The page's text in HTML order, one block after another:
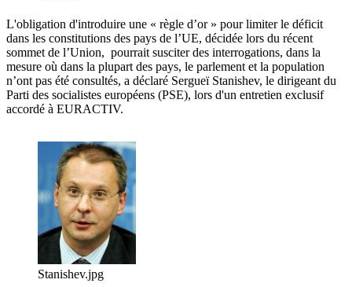
L'obligation d'introduire une « règle d’or » pour limiter le déficit
dans les constitutions des pays de l’UE, décidée lors du récent
sommet de l’Union, pourrait susciter des interrogations, dans la
mesure où dans la plupart des pays, le parlement et la population
n’ont pas été consultés, a déclaré Sergueï Stanishev, le dirigeant du
Parti des socialistes européens (PSE), lors d'un entretien exclusif
accordé à EURACTIV.
Stanishev.jpg